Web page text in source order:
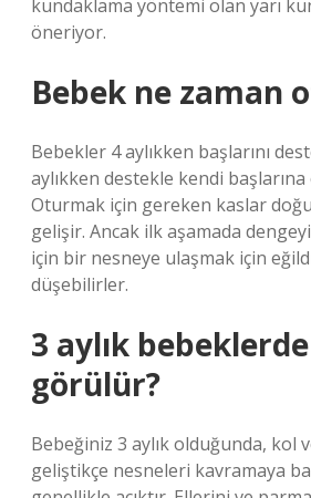
kundaklama yöntemi olan yarı
öneriyor.
Bebek ne zaman
Bebekler 4 aylıkken başlarını
aylıkken destekle kendi
Oturmak için gereken kaslar
gelişir. Ancak ilk aşamada
için bir nesneye ulaşmak için
düşebilirler.
3 aylık
görülür?
Bebeğiniz 3 aylık olduğunda, kol
geliştikçe nesneleri kavramaya